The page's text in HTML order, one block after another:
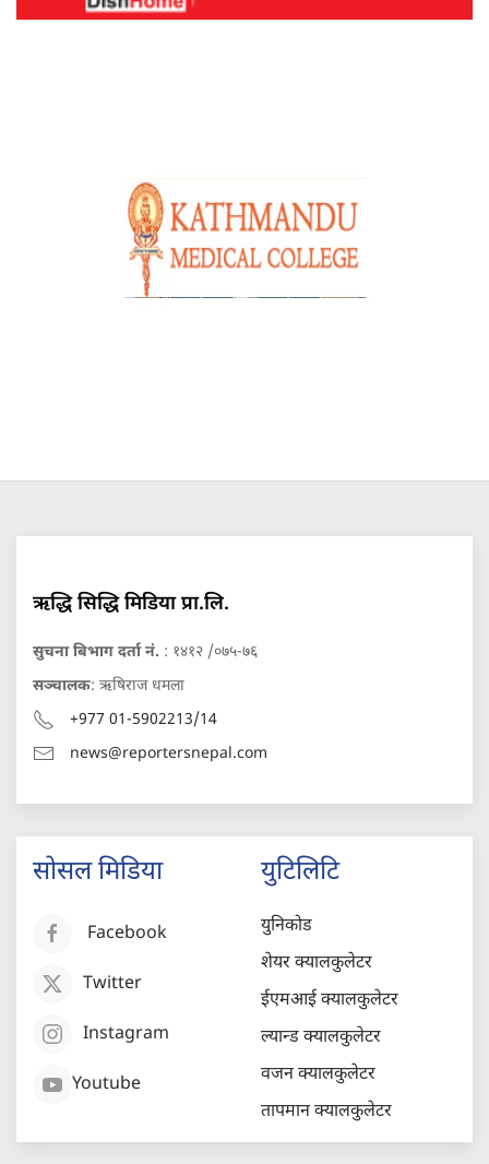
ऋद्धि सिद्धि मिडिया प्रा.लि.
सुचना बिभाग दर्ता नं. : १४१२ /०७५-७६
सञ्चालक: ऋषिराज धमला
+977 01-5902213/14
news@reportersnepal.com
सोसल मिडिया
Facebook
Twitter
Instagram
Youtube
युटिलिटि
युनिकोड
शेयर क्यालकुलेटर
ईएमआई क्यालकुलेटर
ल्यान्ड क्यालकुलेटर
वजन क्यालकुलेटर
तापमान क्यालकुलेटर